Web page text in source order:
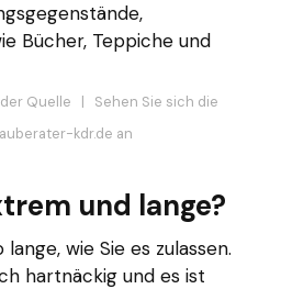
Bücher, Teppiche und
Quelle | Sehen Sie sich die
kdr.de an
und lange?
wie Sie es zulassen.
hartnäckig und es ist